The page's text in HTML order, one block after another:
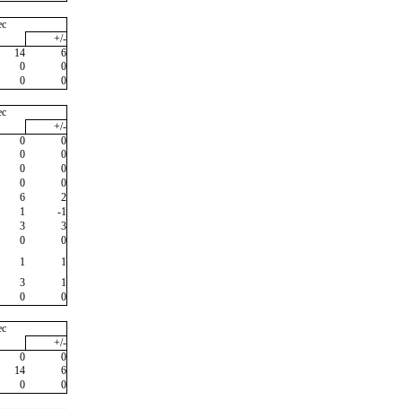
+/-
14
6
0
0
0
0
+/-
0
0
0
0
0
0
0
0
6
2
1
-1
3
3
0
0
1
1
3
1
0
0
+/-
0
0
14
6
0
0